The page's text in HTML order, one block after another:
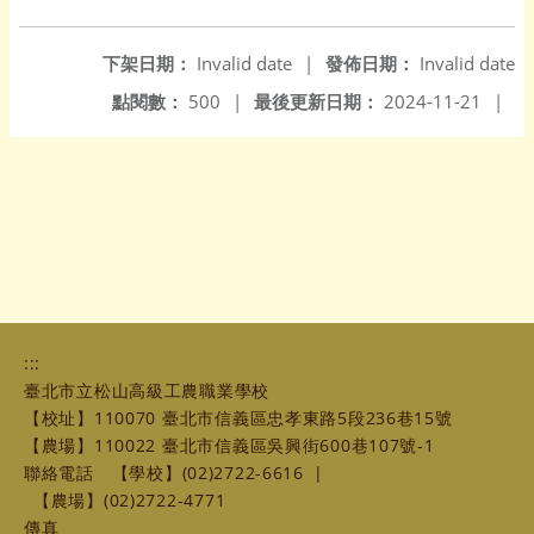
發佈日期： Invalid date
下架日期： Invalid date
|
最後更新日期： 2024-11-21 |
點閱數： 500 |
:::
臺北市立松山高級工農職業學校
【校址】110070 臺北市信義區忠孝東路5段236巷15號
【農場】110022 臺北市信義區吳興街600巷107號-1
聯絡電話
【學校】(02)2722-6616
|
【農場】(02)2722-4771
傳真